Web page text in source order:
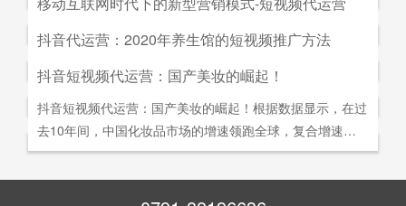
信息的接收已经从图文时代转向了视听时代，而营销方式也
从单一的PC搜索引擎向多媒体、多领域转移，短视频、直
生的目的。那么，大学宣传片如何拍摄呢？有哪些作用？下
面小编就来为大家简单介绍一下。
一是创建自己的个人IP品牌,比如李子柒；二是创建代表生
活方式的品牌, 比如“一条”。前者就是基于达人的影响力创
建品牌,以IP名为品牌名,以达人为 品牌背书,这种模式其实更
像粉丝经济。普通用户受短视频内容的吸引 成为达人的粉
丝,进而成为产生实际购买行为的用户。实践证明,只要 IP足
够打动人心,他们就能爆发出巨大的影响力。以李子柒为例,
李子柒凭借短视频积累了千万粉丝,后在淘宝平台开设店铺,
月4日（星期二）上班。在此期间，如果您有需要我们提供
服务的地方可直接在网站留言板块进行留言，上班后，我们
会及时回复；如有紧急事项可拨打0791-88196636进行咨
询。
移动互联网时代下的新型营销模式-短视频代运营。创意营
的含义发生了新的变化，是以创意表达的内容为连接的、以
社交分享和算法匹配为，主要传播信道的用户参与共创的新
型整合营销模式。
抖音代运营：2020年养生馆的短视频推广方法
抖音代运营：2020年养生馆的短视频推广方法.南昌莫非文
告及网络营销领域的公司，是国内领先的一站式全网营销推
广创新型服务平台。主营：蓝V认证，抖音，快手短视频代
理，搜索引擎营销，关键词优化，网站建设，SEO网站优
抖音短视频代运营：国产美妆的崛起！
抖音短视频代运营：国产美妆的崛起！根据数据显示，在过
去10年间，中国化妆品市场的增速领跑全球，复合增速达9.
5%。庞大的市场让国产美妆迅速崛起，其中，完美日记一